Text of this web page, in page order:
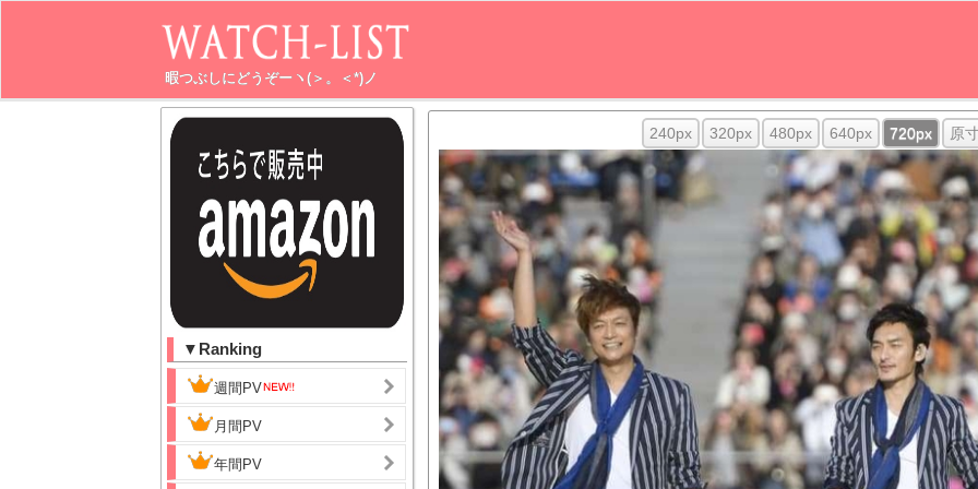
暇つぶしにどうぞーヽ(＞。＜*)ノ
▼Ranking
週間PV
月間PV
年間PV
240px 320px 480px 640px 720px 原